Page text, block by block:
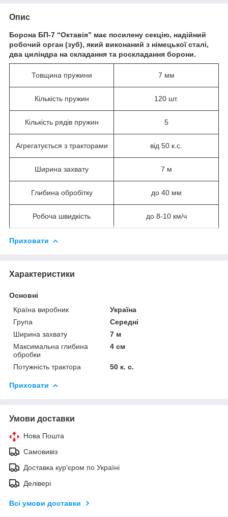
Опис
Борона БП-7 “Октавія” має посилену секцію, надійний
робочий орган (зуб), який виконаний з німецької сталі,
два циліндра на складання та роскладання борони.
Товщина пружини 7 мм
Кількість пружин 120 шт.
Кількість рядів пружин 5
Агрегатується з тракторами від 50 к.с.
Ширина захвату 7 м
Глибина обробітку до 40 мм
Робоча швидкість до 8-10 км/ч
Приховати
Характеристики
Основні
Країна виробник
Україна
Група
Середні
Ширина захвату
7 м
Максимальна глибина
обробки
4 см
Потужність трактора 50 к. с.
Приховати
Умови доставки
Нова Пошта
Самовивіз
Доставка кур'єром по Україні
Делівері
Всі умови доставки